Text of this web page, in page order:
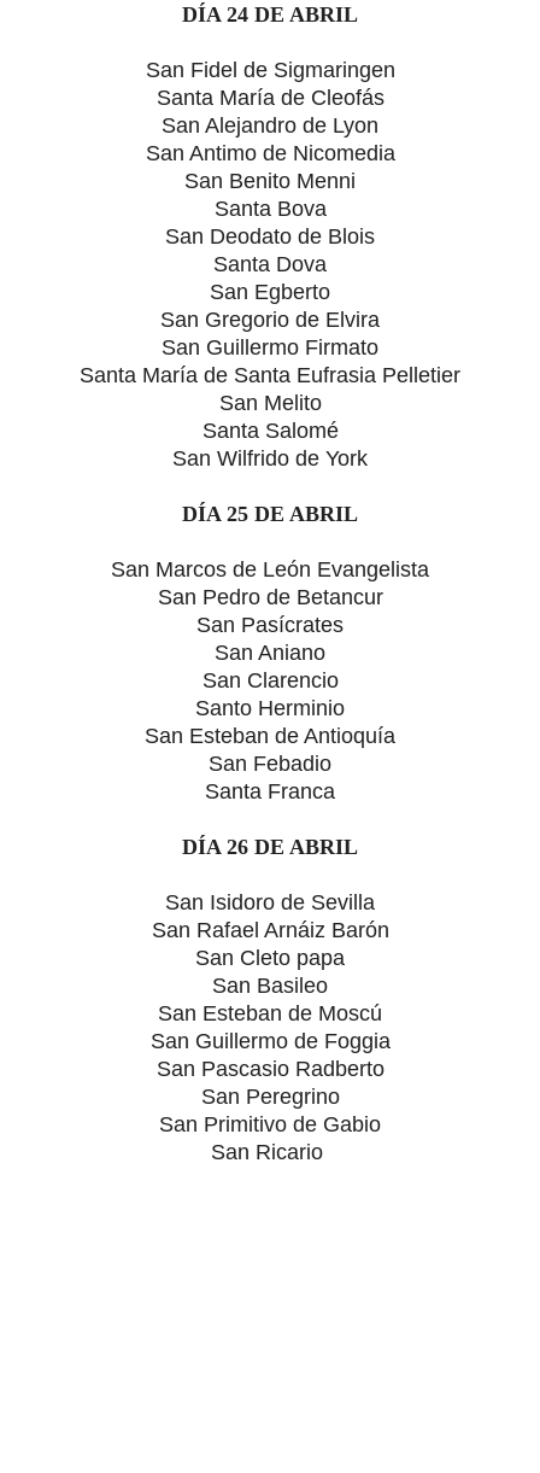
DÍA 24 DE ABRIL
San Fidel de Sigmaringen
Santa María de Cleofás
San Alejandro de Lyon
San Antimo de Nicomedia
San Benito Menni
Santa Bova
San Deodato de Blois
Santa Dova
San Egberto
San Gregorio de Elvira
San Guillermo Firmato
Santa María de Santa Eufrasia Pelletier
San Melito
Santa Salomé
San Wilfrido de York
DÍA 25 DE ABRIL
San Marcos de León Evangelista
San Pedro de Betancur
San Pasícrates
San Aniano
San Clarencio
Santo Herminio
San Esteban de Antioquía
San Febadio
Santa Franca
DÍA 26 DE ABRIL
San Isidoro de Sevilla
San Rafael Arnáiz Barón
San Cleto papa
San Basileo
San Esteban de Moscú
San Guillermo de Foggia
San Pascasio Radberto
San Peregrino
San Primitivo de Gabio
San Ricario